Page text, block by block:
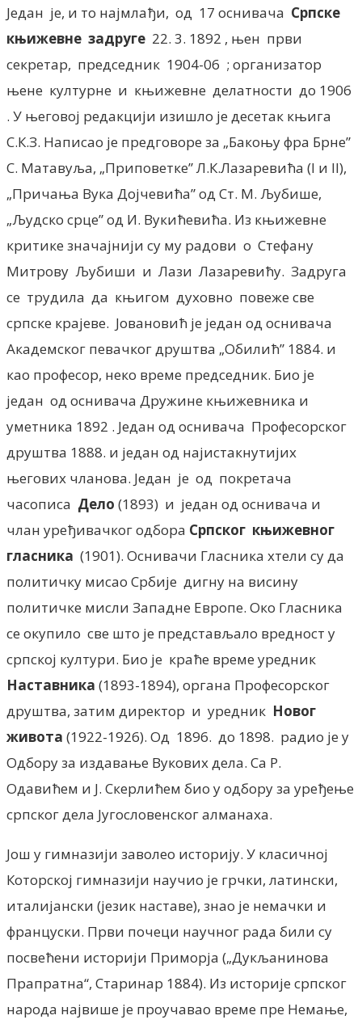
Један је, и то најмлађи, од 17 оснивача Српске
књижевне задруге 22. 3. 1892 , њен први
секретар, председник 1904-06 ; организатор
њене културне и књижевне делатности до 1906
. У његовој редакцији изишло је десетак књига
С.К.З. Написао је предговоре за „Бакоњу фра Брне”
С. Матавуља, „Приповетке” Л.К.Лазаревића (I и II),
„Причања Вука Дојчевића” од Ст. М. Љубише,
„Људско срце” од И. Вукићевића. Из књижевне
критике значајнији су му радови о Стефану
Митрову Љубиши и Лази Лазаревићу. Задруга
се трудила да књигом духовно повеже све
српске крајеве. Јовановић је један од оснивача
Академског певачког друштва „Обилић” 1884. и
као професор, неко време председник. Био је
један од оснивача Дружине књижевника и
уметника 1892 . Један од оснивача Професорског
друштва 1888. и један од најистакнутијих
његових чланова. Један је од покретача
часописа Дело (1893) и један од оснивача и
члан уређивачког одбора Српског књижевног
гласника (1901). Оснивачи Гласника хтели су да
политичку мисао Србије дигну на висину
политичке мисли Западне Европе. Око Гласника
се окупило све што је представљало вредност у
српској култури. Био је краће време уредник
Наставника (1893-1894), органа Професорског
друштва, затим директор и уредник Новог
живота (1922-1926). Од 1896. до 1898. радио је у
Одбору за издавање Вукових дела. Са Р.
Одавићем и Ј. Скерлићем био у одбору за уређење
српског дела Југословенског алманаха.
Још у гимназији заволео историју. У класичној
Которској гимназији научио је грчки, латински,
италијански (језик наставе), знао је немачки и
француски. Први почеци научног рада били су
посвећени историји Приморја („Дукљанинова
Прапратна“, Старинар 1884). Из историје српског
народа највише је проучавао време пре Немање,